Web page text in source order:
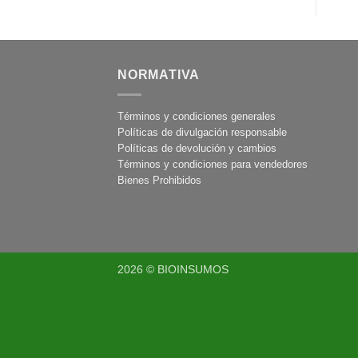
NORMATIVA
Términos y condiciones generales
Políticas de divulgación responsable
Políticas de devolución y cambios
Términos y condiciones para vendedores
Bienes Prohibidos
2026 © BIOINSUMOS